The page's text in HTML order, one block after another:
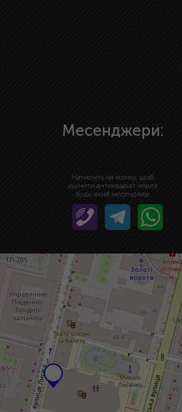
Месенджери:
Натисніть на іконку, щоб
оцінити антикваріат через
будь-який месенджер